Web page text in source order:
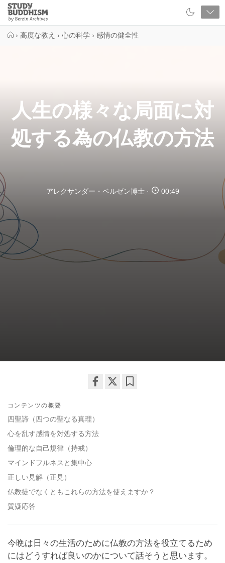
Close
Study
Buddhism
› 高度な教え › 心の科学 › 感情の健全性
人生の様々な局面に対
処する為の仏教の方法
アレクサンダー・ベルゼン博士 00:49
facebook
コンテンツの概要
四聖諦（四つの聖なる真理）
心を乱す感情を対処する方法
倫理的な自己規律（持戒）
マインドフルネスと集中心
正しい見解（正見）
仏教徒でなくともこれらの方法を使えますか？
質疑応答
今晩は日々の生活のために仏教の方法を役立てるため
にはどうすれば良いのかについて話そうと思います。